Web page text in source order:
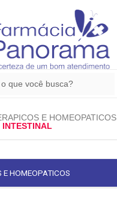
E HOMEOPATICOS
INTESTINAL
E HOMEOPATICOS